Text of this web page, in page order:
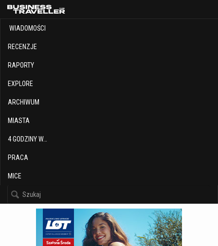
WIADOMOŚCI
RECENZJE
RAPORTY
EXPLORE
ARCHIWUM
MIASTA
4 GODZINY W…
PRACA
MICE